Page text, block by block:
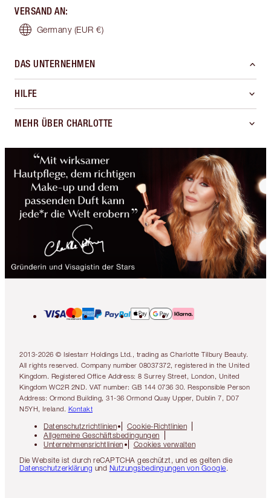
VERSAND AN:
Germany (EUR €)
DAS UNTERNEHMEN
HILFE
MEHR ÜBER CHARLOTTE
2013-2026 © Islestarr Holdings Ltd., trading as Charlotte Tilbury Beauty.
All rights reserved. Company number 08037372, registered in the United
Kingdom. Registered Office Address: 8 Surrey Street, London, United
Kingdom WC2R 2ND. VAT number: GB 144 0736 30. Responsible Person
Address: Ormond Building, 31-36 Ormond Quay Upper, Dublin 7, D07
N5YH, Ireland. Kontakt
Datenschutzrichtlinien
Cookie-Richtlinien
Allgemeine Geschäftsbedingungen
Unternehmensrichtlinien
Cookies verwalten
Die Website ist durch reCAPTCHA geschützt, und es gelten die
Datenschutzerklärung und Nutzungsbedingungen von Google.